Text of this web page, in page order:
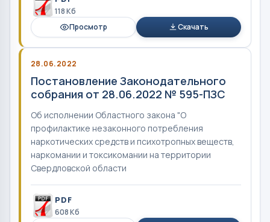
118 Кб
Просмотр
Скачать
28.06.2022
Постановление Законодательного
собрания от 28.06.2022 № 595-ПЗС
Об исполнении Областного закона "О
профилактике незаконного потребления
наркотических средств и психотропных веществ,
наркомании и токсикомании на территории
Свердловской области
PDF
608 Кб